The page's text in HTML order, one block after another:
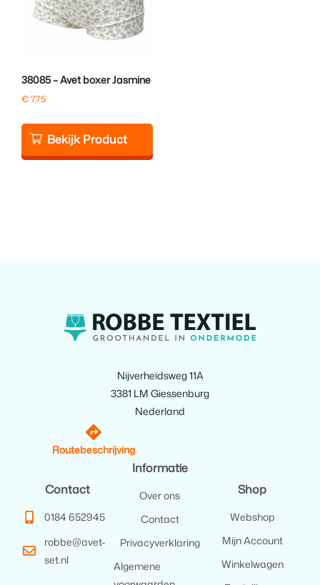
38085 – Avet boxer Jasmine
€7,75
Bekijk Product
Nijverheidsweg 11A
3381 LM Giessenburg
Nederland
Routebeschrijving
Contact
0184 652945
robbe@avet-
set.nl
Informatie
Over ons
Contact
Privacyverklaring
Algemene
Shop
Webshop
Mijn Account
Winkelwagen